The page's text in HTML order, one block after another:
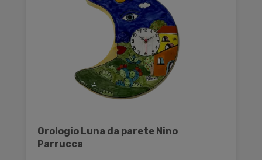
Orologio Luna da parete Nino
Parrucca